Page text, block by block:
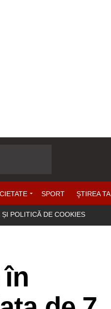
SPORT ŞTIREA TA
POLITICĂ DE COOKIES